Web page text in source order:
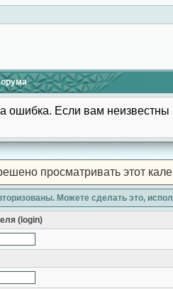
ошибка. Если вам
просматривать этот
Можете сделать это,
(login)